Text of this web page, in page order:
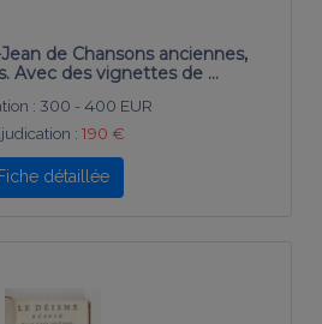
de Chansons anciennes,
Avec des vignettes de …
: 300 - 400 EUR
: 190 €
Fiche détaillée